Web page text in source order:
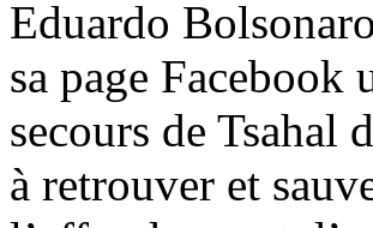
Eduardo
sa page Facebook
secours de Tsahal
à retrouver et